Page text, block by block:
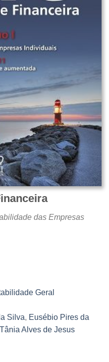
das Empresas
Geral
Silva, Eusébio Pires da
Tânia Alves de Jesus